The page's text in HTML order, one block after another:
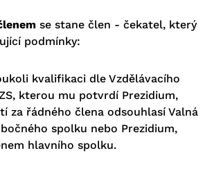
se stane člen - čekatel, který
podmínky:
kvalifikaci dle Vzdělávacího
kterou mu potvrdí Prezidium,
za řádného člena odsouhlasí Valná
spolku nebo Prezidium,
hlavního spolku.